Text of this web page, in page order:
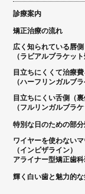
診療案内
矯正治療の流れ
広く知られている唇
（ラビアルブラケット
目立ちにくくて治療
（ハーフリンガルブ
目立ちにくい舌側（
（フルリンガルブラ
特別な日のための部分
ワイヤーを使わない
（インビザライン）
アライナー型矯正歯
輝く白い歯と魅力的